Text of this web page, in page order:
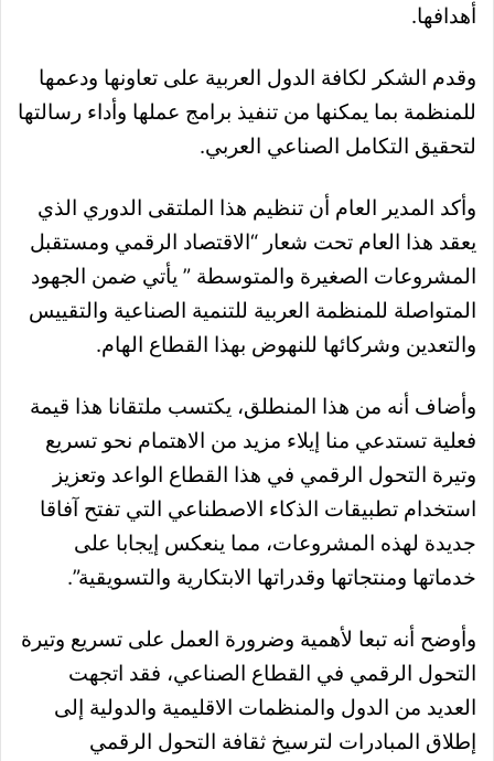
أهدافها.
وقدم الشكر لكافة الدول العربية على تعاونها ودعمها
للمنظمة بما يمكنها من تنفيذ برامج عملها وأداء رسالتها
لتحقيق التكامل الصناعي العربي.
وأكد المدير العام أن تنظيم هذا الملتقى الدوري الذي
يعقد هذا العام تحت شعار “الاقتصاد الرقمي ومستقبل
المشروعات الصغيرة والمتوسطة ” يأتي ضمن الجهود
المتواصلة للمنظمة العربية للتنمية الصناعية والتقييس
والتعدين وشركائها للنهوض بهذا القطاع الهام.
وأضاف أنه من هذا المنطلق، يكتسب ملتقانا هذا قيمة
فعلية تستدعي منا إيلاء مزيد من الاهتمام نحو تسريع
وتيرة التحول الرقمي في هذا القطاع الواعد وتعزيز
استخدام تطبيقات الذكاء الاصطناعي التي تفتح آفاقا
جديدة لهذه المشروعات، مما ينعكس إيجابا على
خدماتها ومنتجاتها وقدراتها الابتكارية والتسويقية”.
وأوضح أنه تبعا لأهمية وضرورة العمل على تسريع وتيرة
التحول الرقمي في القطاع الصناعي، فقد اتجهت
العديد من الدول والمنظمات الاقليمية والدولية إلى
إطلاق المبادرات لترسيخ ثقافة التحول الرقمي